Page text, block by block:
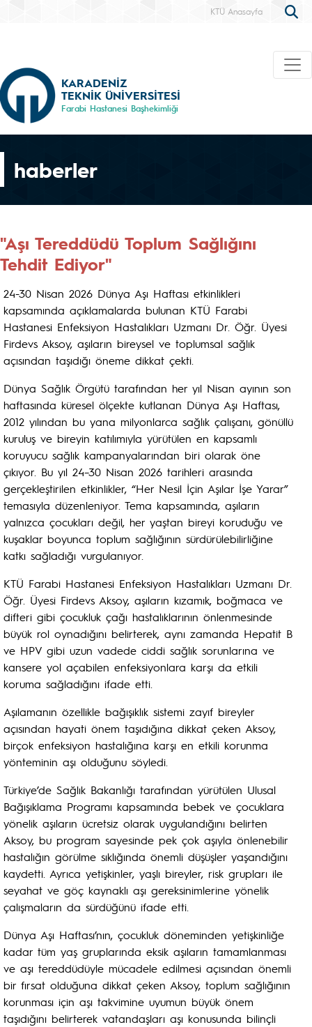
KTÜ Anasayfa
KARADENİZ
TEKNİK ÜNİVERSİTESİ
Farabi Hastanesi Başhekimliği
haberler
"Aşı Tereddüdü Toplum Sağlığını
Tehdit Ediyor"
24-30 Nisan 2026 Dünya Aşı Haftası etkinlikleri
kapsamında açıklamalarda bulunan KTÜ Farabi
Hastanesi Enfeksiyon Hastalıkları Uzmanı Dr. Öğr. Üyesi
Firdevs Aksoy, aşıların bireysel ve toplumsal sağlık
açısından taşıdığı öneme dikkat çekti.
Dünya Sağlık Örgütü tarafından her yıl Nisan ayının son
haftasında küresel ölçekte kutlanan Dünya Aşı Haftası,
2012 yılından bu yana milyonlarca sağlık çalışanı, gönüllü
kuruluş ve bireyin katılımıyla yürütülen en kapsamlı
koruyucu sağlık kampanyalarından biri olarak öne
çıkıyor. Bu yıl 24–30 Nisan 2026 tarihleri arasında
gerçekleştirilen etkinlikler, “Her Nesil İçin Aşılar İşe Yarar”
temasıyla düzenleniyor. Tema kapsamında, aşıların
yalnızca çocukları değil, her yaştan bireyi koruduğu ve
kuşaklar boyunca toplum sağlığının sürdürülebilirliğine
katkı sağladığı vurgulanıyor.
KTÜ Farabi Hastanesi Enfeksiyon Hastalıkları Uzmanı Dr.
Öğr. Üyesi Firdevs Aksoy, aşıların kızamık, boğmaca ve
difteri gibi çocukluk çağı hastalıklarının önlenmesinde
büyük rol oynadığını belirterek, aynı zamanda Hepatit B
ve HPV gibi uzun vadede ciddi sağlık sorunlarına ve
kansere yol açabilen enfeksiyonlara karşı da etkili
koruma sağladığını ifade etti.
Aşılamanın özellikle bağışıklık sistemi zayıf bireyler
açısından hayati önem taşıdığına dikkat çeken Aksoy,
birçok enfeksiyon hastalığına karşı en etkili korunma
yönteminin aşı olduğunu söyledi.
Türkiye’de Sağlık Bakanlığı tarafından yürütülen Ulusal
Bağışıklama Programı kapsamında bebek ve çocuklara
yönelik aşıların ücretsiz olarak uygulandığını belirten
Aksoy, bu program sayesinde pek çok aşıyla önlenebilir
hastalığın görülme sıklığında önemli düşüşler yaşandığını
kaydetti. Ayrıca yetişkinler, yaşlı bireyler, risk grupları ile
seyahat ve göç kaynaklı aşı gereksinimlerine yönelik
çalışmaların da sürdüğünü ifade etti.
Dünya Aşı Haftası’nın, çocukluk döneminden yetişkinliğe
kadar tüm yaş gruplarında eksik aşıların tamamlanması
ve aşı tereddüdüyle mücadele edilmesi açısından önemli
bir fırsat olduğuna dikkat çeken Aksoy, toplum sağlığının
korunması için aşı takvimine uyumun büyük önem
taşıdığını belirterek vatandaşları aşı konusunda bilinçli